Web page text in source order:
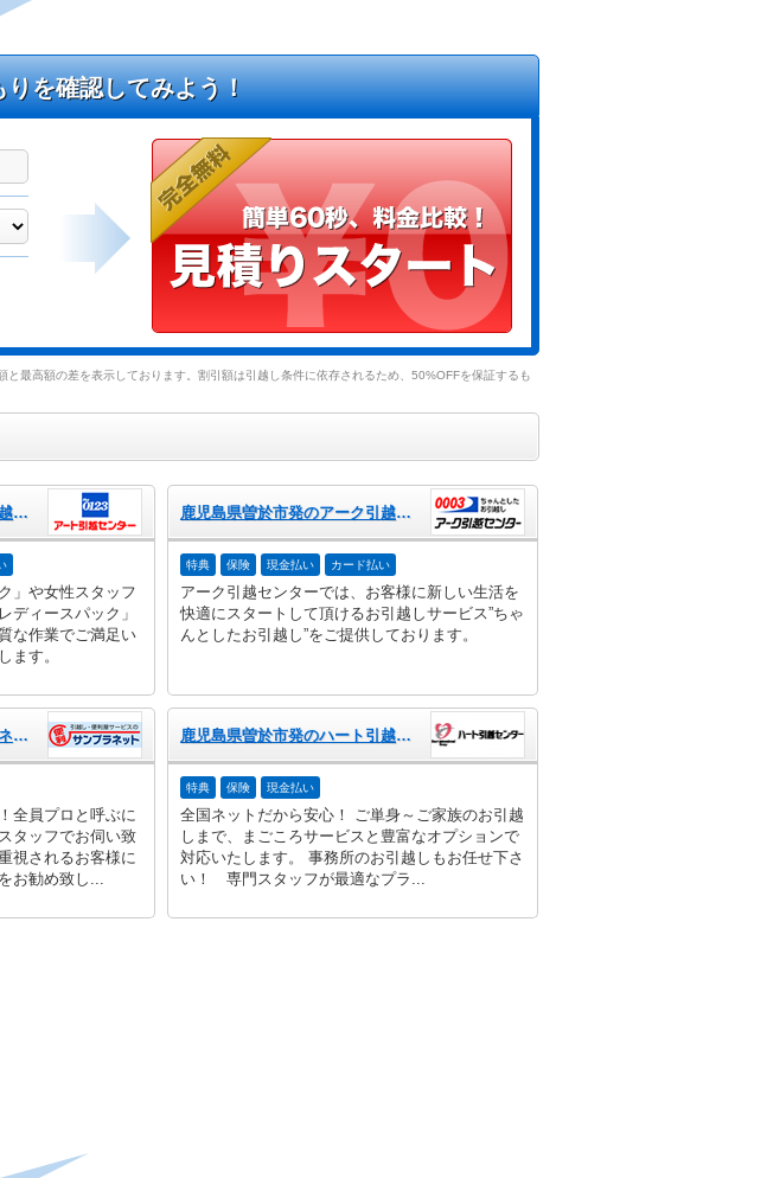
を確認してみよう！
最高額の差を表示しております。割引額は引越し条件に依存されるため、50%OFFを保証するも
鹿児島県曽於市発のアート引越センター
」や女性スタッフ
ディースパック」
な作業でご満足い
ます。
鹿児島県曽於市発のアーク引越センター
特典 保険 現金払い カード払い
アーク引越センターでは、お客様に新しい生活を
快適にスタートして頂けるお引越しサービス”ちゃ
んとしたお引越し”をご提供しております。
鹿児島県曽於市発のサンプラネット
全員プロと呼ぶに
タッフでお伺い致
視されるお客様に
お勧め致し...
鹿児島県曽於市発のハート引越センター
特典 保険 現金払い
全国ネットだから安心！ ご単身～ご家族のお引越
しまで、まごころサービスと豊富なオプションで
対応いたします。 事務所のお引越しもお任せ下さ
い！ 専門スタッフが最適なプラ...